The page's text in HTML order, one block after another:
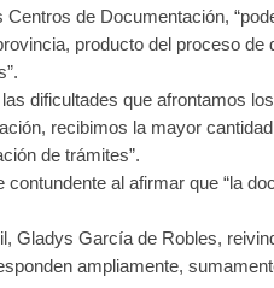
de Documentación,
producto del proceso de
dificultades que afrontamos
recibimos la mayor
de trámites”.
al afirmar que “la
Gladys García de Robles,
ampliamente,